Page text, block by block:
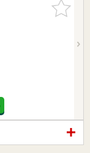
お気に入
りに追加